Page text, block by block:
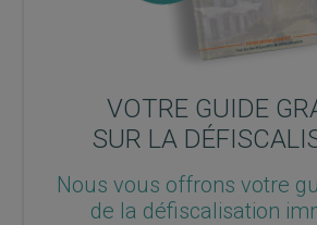
VOTRE GUIDE
SUR LA
Nous vous offrons votre
de la défiscalisation